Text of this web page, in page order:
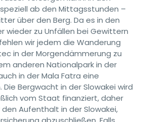
ab den Mittagsstunden –
über den Berg. Da es in den
wieder zu Unfällen bei Gewittern
wir jedem die Wanderung
in der Morgendämmerung zu
anderen Nationalpark in der
in der Mala Fatra eine
Bergwacht in der Slowakei wird
vom Staat finanziert, daher
Aufenthalt in der Slowakei,